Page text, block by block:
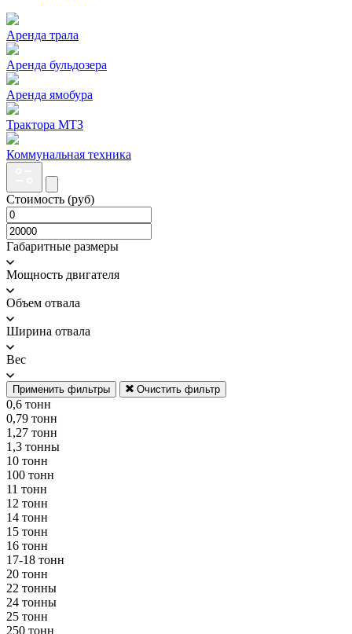
Аренда трала
Аренда бульдозера
Аренда ямобура
Трактора МТЗ
Коммунальная техника
Стоимость (руб)
Габаритные размеры
Мощность двигателя
Объем отвала
Ширина отвала
Вес
Применить фильтры Очистить фильтр
0,6 тонн
0,79 тонн
1,27 тонн
1,3 тонны
10 тонн
100 тонн
11 тонн
12 тонн
14 тонн
15 тонн
16 тонн
17-18 тонн
20 тонн
22 тонны
24 тонны
25 тонн
250 тонн